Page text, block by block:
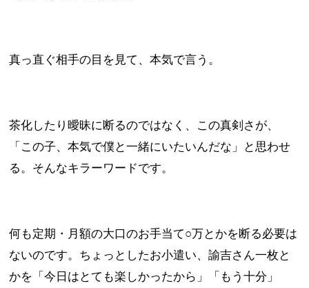
真っ直ぐ相手の目を見て、本気で言う。
茶化したり曖昧に断るのではなく、この真剣さが、
「この子、本気で僕と一緒にいたいんだな」と思わせ
る。そんなキラーワードです。
何も定期・月額の大口のお手当て○万とかを断る必要は
ないのです。ちょっとしたお小遣い、諭吉さん一枚と
かを「今日はとても楽しかったから」「もう十分」